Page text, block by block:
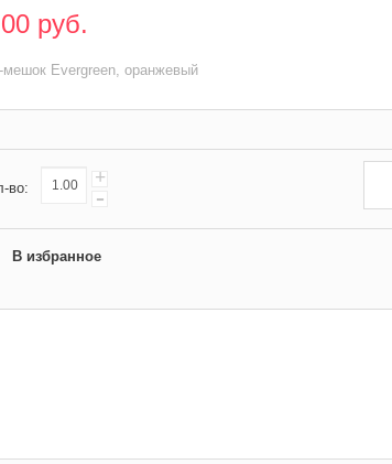
руб.
мешок Evergreen, оранжевый
во: +
-
В избранное